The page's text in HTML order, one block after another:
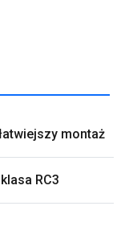
montaż
RC3